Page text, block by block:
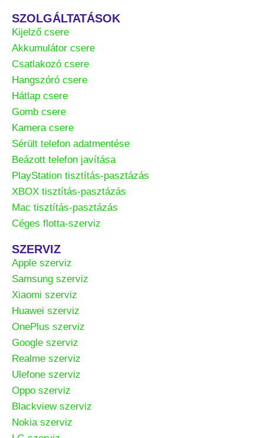
SZOLGÁLTATÁSOK
Kijelző csere
Akkumulátor csere
Csatlakozó csere
Hangszóró csere
Hátlap csere
Gomb csere
Kamera csere
Sérült telefon adatmentése
Beázott telefon javítása
PlayStation tisztítás-pasztázás
XBOX tisztítás-pasztázás
Mac tisztítás-pasztázás
Céges flotta-szerviz
SZERVIZ
Apple szerviz
Samsung szerviz
Xiaomi szerviz
Huawei szerviz
OnePlus szerviz
Google szerviz
Realme szerviz
Ulefone szerviz
Oppo szerviz
Blackview szerviz
Nokia szerviz